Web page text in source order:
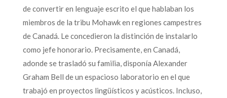
de convertir en lenguaje escrito el que hablaban los
miembros de la tribu Mohawk en regiones campestres
de Canadá. Le concedieron la distinción de instalarlo
como jefe honorario. Precisamente, en Canadá,
adonde se trasladó su familia, disponía Alexander
Graham Bell de un espacioso laboratorio en el que
trabajó en proyectos lingüísticos y acústicos. Incluso,